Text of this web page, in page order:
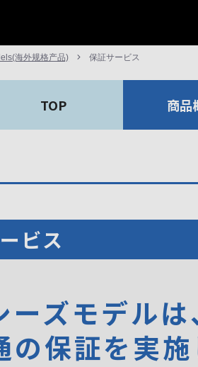
海外规格产品) 保証サービス
TOP 商品
ビス
ーズモデル
保証を実施